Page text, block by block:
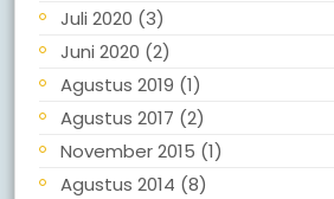
Juli 2020 (3)
Juni 2020 (2)
Agustus 2019 (1)
Agustus 2017 (2)
November 2015 (1)
Agustus 2014 (8)